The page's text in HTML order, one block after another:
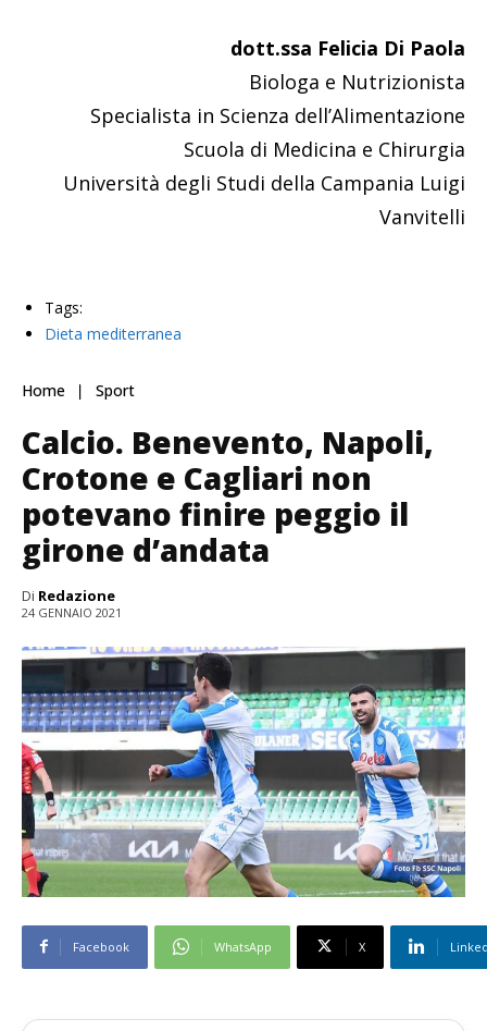
dott.ssa Felicia Di Paola
Biologa e Nutrizionista
Specialista in Scienza dell’Alimentazione
Scuola di Medicina e Chirurgia
Università degli Studi della Campania Luigi
Vanvitelli
Tags:
Dieta mediterranea
Home Sport
Calcio. Benevento, Napoli,
Crotone e Cagliari non
potevano finire peggio il
girone d’andata
Di Redazione
24 GENNAIO 2021
Facebook WhatsApp X